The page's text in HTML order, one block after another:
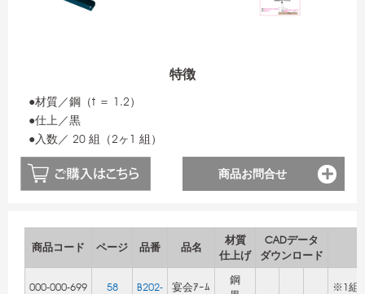
特徴
●材質／鋼（t ＝ 1.2）
●仕上／黒
●入数／ 20 組（2ヶ1 組）
商品お問合せ
商品コード ページ 品番 品名
材質
仕上げ
CADデータ
ダウンロード
000-000-699 58 B202- 宴会ｱｰﾑ
鋼
※1組